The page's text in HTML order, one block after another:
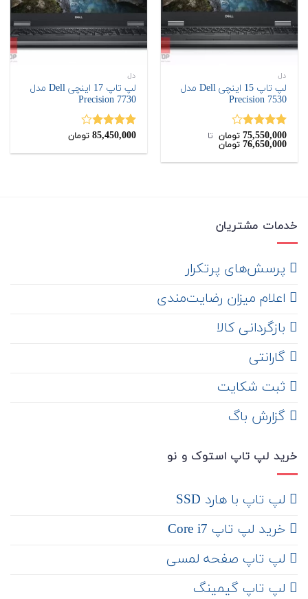
دل
لپ تاپ 15 اینچی Dell مدل
Precision 7530
نمره
4.00از 5
75,550,000 تومان ‌ تا ‌
76,650,000 تومان
دل
لپ تاپ 17 اینچی Dell مدل
Precision 7730
نمره
5
85,450,000 تومان
خدمات مشتریان
‌ پرسش‌های پرتکرار
اعلام میزان رضایت‌مندی
‌ بازگردانی کالا
گارانتی
ثبت شکایت
‌ گزارش باگ
خرید لپ تاپ استوک و نو
لپ تاپ با هارد SSD
خرید لپ تاپ Core i7
لپ تاپ صفحه لمسی
لپ تاپ گیمینگ